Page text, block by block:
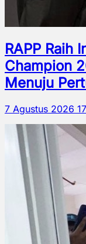
RAPP Raih
Champion
Menuju
7 Agustus 2026